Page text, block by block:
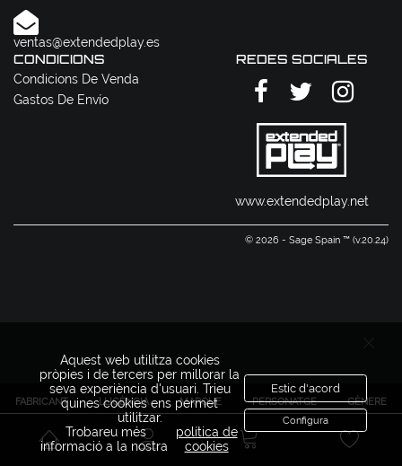
FABRICANT LLICÈNCIA MARQUE PERSONATGE GÈNERE
ventas@extendedplay.es
CONDICIONS
Condicions De Venda
Gastos De Envío
REDES SOCIALES
www.extendedplay.net
© 2026 - Sage Spain ™ (v.20.24)
Aquest web utilitza cookies
pròpies i de tercers per millorar la
seva experiència d'usuari. Trieu
quines cookies ens permet
utilitzar.
Trobareu més
informació a la nostra
política de
cookies
Estic d'acord
Configura